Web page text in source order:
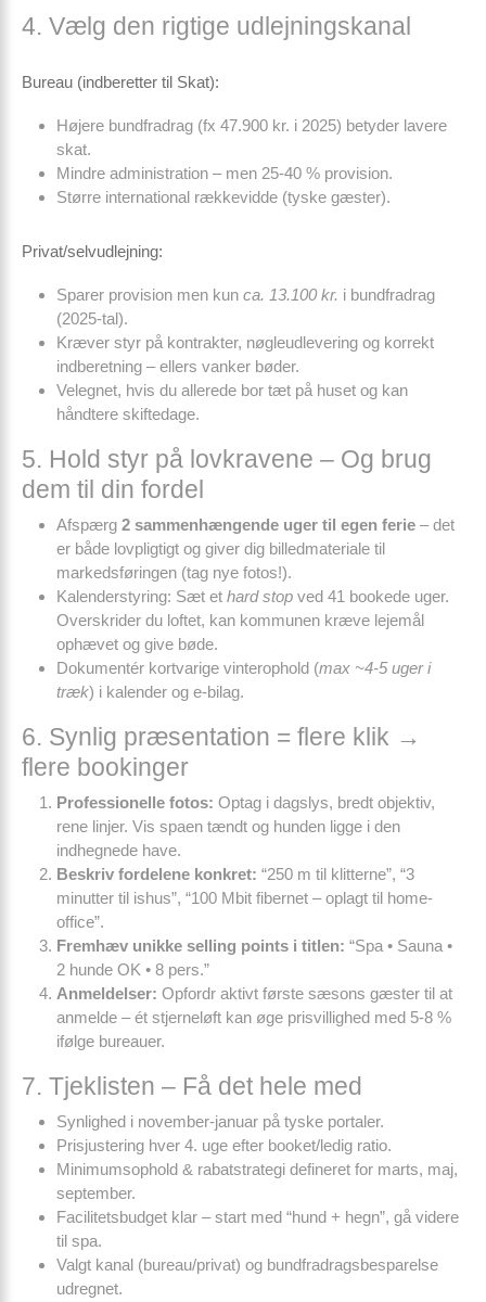
4. Vælg den rigtige udlejningskanal
Bureau (indberetter til Skat):
Højere bundfradrag (fx 47.900 kr. i 2025) betyder lavere
skat.
Mindre administration – men 25-40 % provision.
Større international rækkevidde (tyske gæster).
Privat/selvudlejning:
Sparer provision men kun ca. 13.100 kr. i bundfradrag
(2025-tal).
Kræver styr på kontrakter, nøgleudlevering og korrekt
indberetning – ellers vanker bøder.
Velegnet, hvis du allerede bor tæt på huset og kan
håndtere skiftedage.
5. Hold styr på lovkravene – Og brug
dem til din fordel
Afspærg 2 sammenhængende uger til egen ferie – det
er både lovpligtigt og giver dig billedmateriale til
markedsføringen (tag nye fotos!).
Kalender­styring: Sæt et hard stop ved 41 bookede uger.
Overskrider du loftet, kan kommunen kræve lejemål
ophævet og give bøde.
Dokumentér kortvarige vinter­ophold (max ~4-5 uger i
træk) i kalender og e-bilag.
6. Synlig præsentation = flere klik →
flere bookinger
Professionelle fotos: Optag i dagslys, bredt objektiv,
rene linjer. Vis spaen tændt og hunden ligge i den
indhegnede have.
Beskriv fordelene konkret: “250 m til klitterne”, “3
minutter til ishus”, “100 Mbit fibernet – oplagt til home-
office”.
Fremhæv unikke selling points i titlen: “Spa • Sauna •
2 hunde OK • 8 pers.”
Anmeldelser: Opfordr aktivt første sæsons gæster til at
anmelde – ét stjerne­løft kan øge prisvillighed med 5-8 %
ifølge bureauer.
7. Tjeklisten – Få det hele med
Synlighed i november-januar på tyske portaler.
Prisjustering hver 4. uge efter booket/ledig ratio.
Minimumsophold & rabatstrategi defineret for marts, maj,
september.
Facilitetsbudget klar – start med “hund + hegn”, gå videre
til spa.
Valgt kanal (bureau/privat) og bundfradrags­besparelse
udregnet.